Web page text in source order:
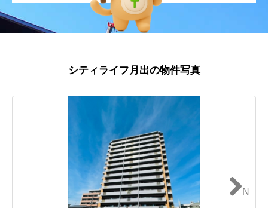
シティライフ月出の物件写真
N